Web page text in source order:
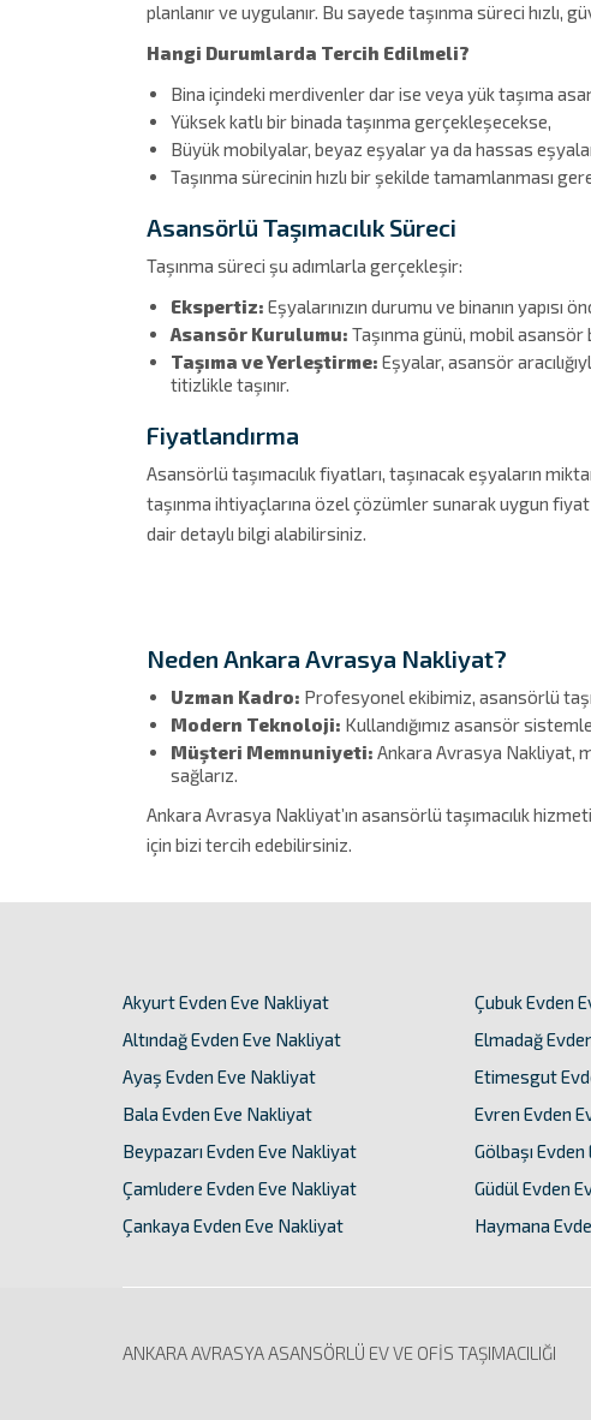
planlanır ve uygulanır. Bu sayede taşınma süreci hızlı,
Hangi Durumlarda Tercih Edilmeli?
Bina içindeki merdivenler dar ise veya yük taşıma
Yüksek katlı bir binada taşınma gerçekleşecekse,
Büyük mobilyalar, beyaz eşyalar ya da hassas
Taşınma sürecinin hızlı bir şekilde tamamlanması
Asansörlü Taşımacılık Süreci
Taşınma süreci şu adımlarla gerçekleşir:
Ekspertiz: Eşyalarınızın durumu ve binanın
Asansör Kurulumu: Taşınma günü, mobil asansör
Taşıma ve Yerleştirme: Eşyalar, asansör
titizlikle taşınır.
Fiyatlandırma
Asansörlü taşımacılık fiyatları, taşınacak eşyaların
taşınma ihtiyaçlarına özel çözümler sunarak uygun
dair detaylı bilgi alabilirsiniz.
Neden Ankara Avrasya Nakliyat?
Uzman Kadro: Profesyonel ekibimiz, asansörlü
Modern Teknoloji: Kullandığımız asansör
Müşteri Memnuniyeti: Ankara Avrasya Nakliyat,
sağlarız.
Ankara Avrasya Nakliyat’ın asansörlü taşımacılık
için bizi tercih edebilirsiniz.
Akyurt Evden Eve Nakliyat
Altındağ Evden Eve Nakliyat
Ayaş Evden Eve Nakliyat
Bala Evden Eve Nakliyat
Beypazarı Evden Eve Nakliyat
Çamlıdere Evden Eve Nakliyat
Çankaya Evden Eve Nakliyat
Çubuk Evden
Elmadağ
Etimesgut
Evren Evden
Gölbaşı
Güdül Evden
Haymana
ANKARA AVRASYA ASANSÖRLÜ EV VE OFİS TAŞIMACILIĞI